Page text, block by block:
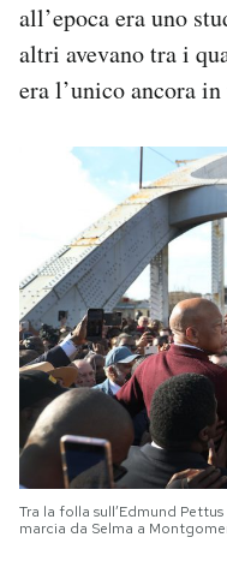
all’epoca era uno
altri avevano tra i
era l’unico ancora
Tra la folla sull’Edmund
marcia da Selma a